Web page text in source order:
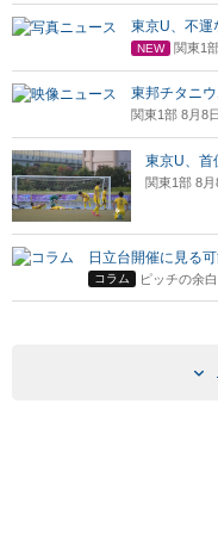
東京U、不運
NEW 関東1
東邦チタニ
関東1部 8月8日
東京U、首
関東1部 8月
日立台開催に見る
コラム ピッチの余白